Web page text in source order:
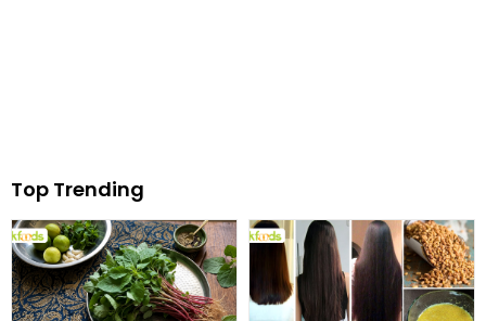
Top Trending